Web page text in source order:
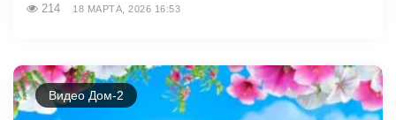
214 18 МАРТА, 2026 16:53
Видео Дом-2